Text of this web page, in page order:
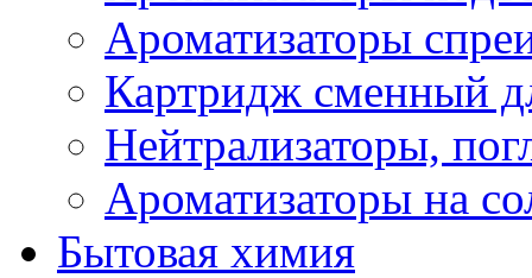
Ароматизаторы
Картридж сменный
Нейтрализаторы,
Ароматизаторы на
Бытовая химия